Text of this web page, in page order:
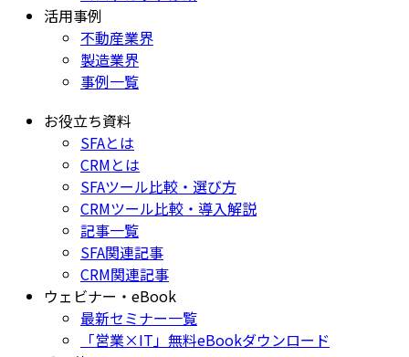
活用事例
不動産業界
製造業界
事例一覧
お役立ち資料
SFAとは
CRMとは
SFAツール比較・選び方
CRMツール比較・導入解説
記事一覧
SFA関連記事
CRM関連記事
ウェビナー・eBook
最新セミナー一覧
「営業×IT」無料eBookダウンロード